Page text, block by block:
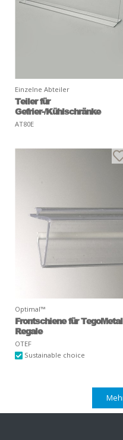
Einzelne Abteiler
Teiler für
Gefrier-/Kühlschränke
AT80E
Optimal™
Frontschiene für
Regale
OTEF
Sustainable choice